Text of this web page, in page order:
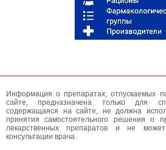
Информация о препаратах, отпускаемых
сайте, предназначена только для
содержащаяся на сайте, не должна
принятия самостоятельного решения о
лекарственных препаратов и не
консультации врача.